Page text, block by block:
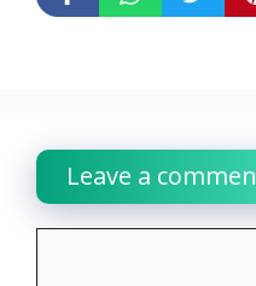
Leave a